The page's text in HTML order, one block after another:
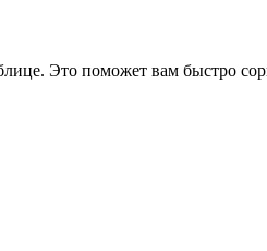
Это поможет вам быстро